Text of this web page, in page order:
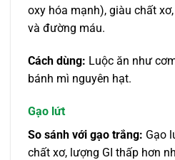
oxy hóa mạnh), giàu chất
và đường máu.
Cách dùng: Luộc ăn như
bánh mì nguyên hạt.
Gạo lứt
So sánh với gạo trắng: Gạo
chất xơ, lượng GI thấp hơn